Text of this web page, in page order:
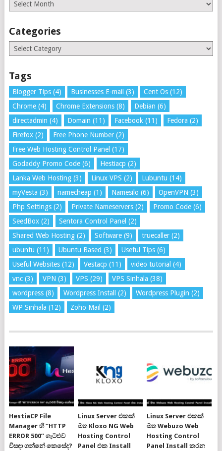
Categories
Categories
Tags
Blogger Tips(4) Businesses E-mail (3) Cent Os(12)
Chrome(4) Chrome Extensions(8) Debian (6)
directadmin (4) Domain (11) Facebook (11) Fedora (2)
Firefox(2) Free Phone Number(2)
Free Web Hosting Control Panel (17)
Godaddy Promo Code(6) Hestiacp (2)
Lanka Web Hosting(3) Linux VPS (2) Lubuntu (14)
myVesta (3) namecheap (1) Namesilo (6) OpenVPN (3)
Php Settings(2) Private Nameservers(2) Promo Code(6)
SeedBox(2) Sentora Control Panel (2)
Shared Web Hosting(2) Software(9) truecaller(2)
ubuntu (11) Ubuntu Based (3) Useful Tips(6)
Useful Websites(12) Vestacp (11) video tutorial (4)
vnc(3) VPN (3) VPS (29) VPS Sinhala (38)
wordpress(8) Wordpress Install (2) Wordpress Plugin (2)
WP Sinhala (12) Zoho Mail (2)
HestiaCP File
Manager හි “HTTP
ERROR 500” ගැටළුව
විසඳා ගන්නේ කෙසේද?
Linux Server එකක්
මත Kloxo NG Web
Hosting Control
Panel එක Install
Linux Server එකක්
මත Webuzo Web
Hosting Control
Panel Install කරන